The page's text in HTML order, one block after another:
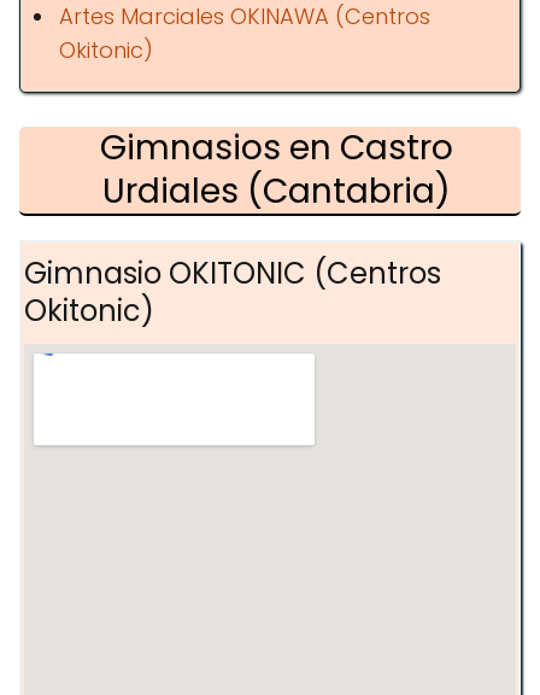
Artes Marciales OKINAWA (Centros
Okitonic)
Gimnasios en Castro
Urdiales (Cantabria)
Gimnasio OKITONIC (Centros
Okitonic)